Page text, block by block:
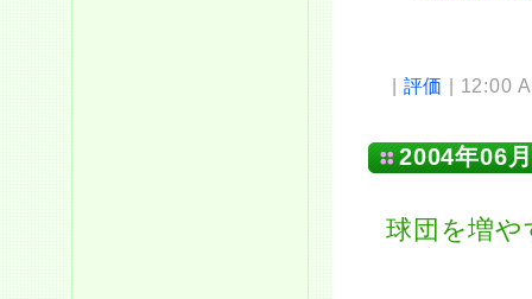
| 評価 | 12:00
2004年06
球団を増